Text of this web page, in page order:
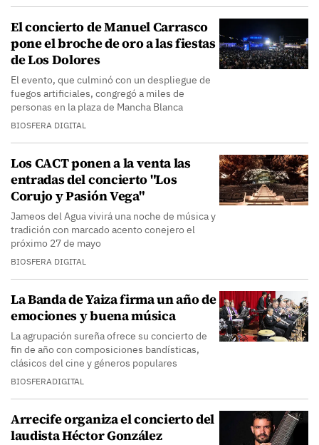
El concierto de Manuel Carrasco
pone el broche de oro a las fiestas
de Los Dolores
El evento, que culminó con un despliegue de
fuegos artificiales, congregó a miles de
personas en la plaza de Mancha Blanca
BIOSFERA DIGITAL
Los CACT ponen a la venta las
entradas del concierto "Los
Corujo y Pasión Vega"
Jameos del Agua vivirá una noche de música y
tradición con marcado acento conejero el
próximo 27 de mayo
BIOSFERA DIGITAL
La Banda de Yaiza firma un año de
emociones y buena música
La agrupación sureña ofrece su concierto de
fin de año con composiciones bandísticas,
clásicos del cine y géneros populares
BIOSFERADIGITAL
Arrecife organiza el concierto del
laudista Héctor González